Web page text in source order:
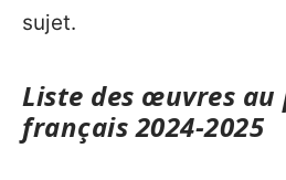
sujet.
Liste des œuvres
français 2024-2025